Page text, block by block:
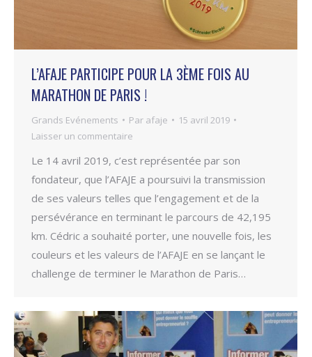
L’AFAJE PARTICIPE POUR LA 3ÈME FOIS AU
MARATHON DE PARIS !
Grands Evénements Par afaje
15 avril 2019
Laisser un commentaire
Le 14 avril 2019, c’est représentée par son
fondateur, que l’AFAJE a poursuivi la transmission
de ses valeurs telles que l’engagement et de la
persévérance en terminant le parcours de 42,195
km. Cédric a souhaité porter, une nouvelle fois, les
couleurs et les valeurs de l’AFAJE en se lançant le
challenge de terminer le Marathon de Paris…